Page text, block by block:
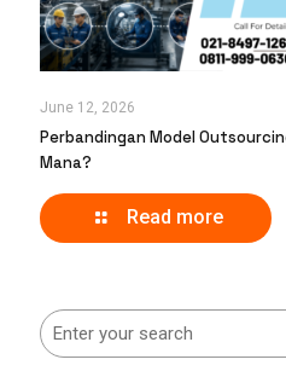
June 12, 2026
Perbandingan Model
Mana?
Read more